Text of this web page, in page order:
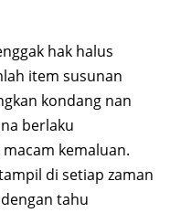
hak halus
item susunan
kondang nan
berlaku
kemaluan.
di setiap zaman
tahu